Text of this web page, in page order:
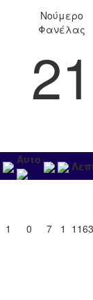
Νούμερο
Φανέλας
21
Αυτο
1 0 7 1 1163